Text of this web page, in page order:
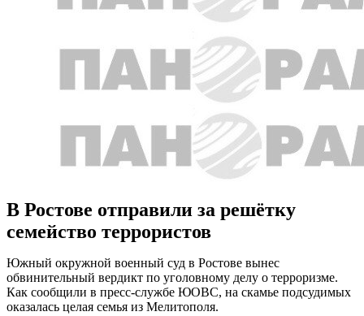
В Ростове отправили за решётку
семейство террористов
Южный окружной военный суд в Ростове вынес
обвинительный вердикт по уголовному делу о терроризме.
Как сообщили в пресс-службе ЮОВС, на скамье подсудимых
оказалась целая семья из Мелитополя.